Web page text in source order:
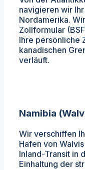
navigieren wir
Nordamerika.
Zollformular
Ihre persönliche
kanadischen
verläuft.
Namibia
Wir verschiffen
Hafen von
Inland-Transit in
Einhaltung der